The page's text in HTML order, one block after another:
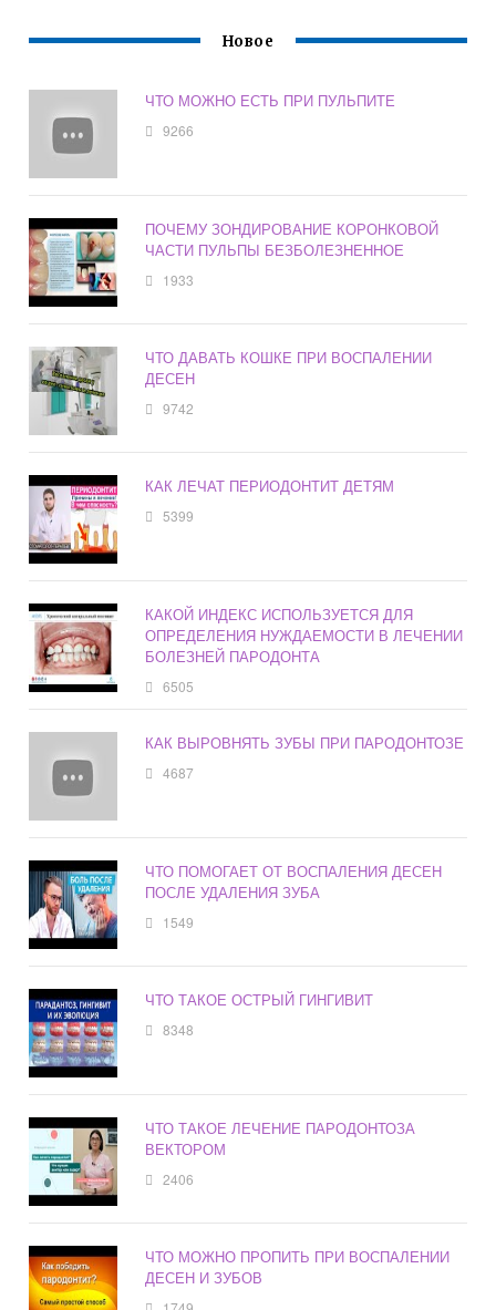
Новое
ЧТО МОЖНО ЕСТЬ ПРИ ПУЛЬПИТЕ
9266
ПОЧЕМУ ЗОНДИРОВАНИЕ КОРОНКОВОЙ
ЧАСТИ ПУЛЬПЫ БЕЗБОЛЕЗНЕННОЕ
1933
ЧТО ДАВАТЬ КОШКЕ ПРИ ВОСПАЛЕНИИ
ДЕСЕН
9742
КАК ЛЕЧАТ ПЕРИОДОНТИТ ДЕТЯМ
5399
КАКОЙ ИНДЕКС ИСПОЛЬЗУЕТСЯ ДЛЯ
ОПРЕДЕЛЕНИЯ НУЖДАЕМОСТИ В ЛЕЧЕНИИ
БОЛЕЗНЕЙ ПАРОДОНТА
6505
КАК ВЫРОВНЯТЬ ЗУБЫ ПРИ ПАРОДОНТОЗЕ
4687
ЧТО ПОМОГАЕТ ОТ ВОСПАЛЕНИЯ ДЕСЕН
ПОСЛЕ УДАЛЕНИЯ ЗУБА
1549
ЧТО ТАКОЕ ОСТРЫЙ ГИНГИВИТ
8348
ЧТО ТАКОЕ ЛЕЧЕНИЕ ПАРОДОНТОЗА
ВЕКТОРОМ
2406
ЧТО МОЖНО ПРОПИТЬ ПРИ ВОСПАЛЕНИИ
ДЕСЕН И ЗУБОВ